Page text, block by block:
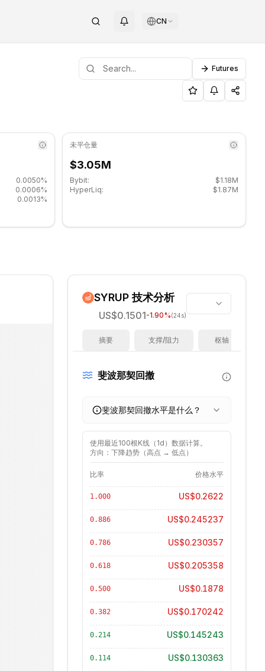
CN
Futures
）斐波那契位 - COINOTAG
0.0050%
0.0006%
0.0013%
未平仓量
$3.05M
Bybit:
$1.18M
HyperLiq:
$1.87M
SYRUP技术分析
US$0.1501-1.90%(24s)
摘要 支撑/阻力 枢轴
斐波那契回撤
斐波那契回撤水平是什么？
使用最近100根K线（ 1d ）数据计算。
方向：下降趋势（高点 → 低点）
比率 价格水平
1.000 US$0.2622
0.886 US$0.245237
0.786 US$0.230357
0.618 US$0.205358
0.500 US$0.1878
0.382 US$0.170242
0.214 US$0.145243
0.114 US$0.130363